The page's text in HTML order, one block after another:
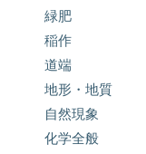
緑肥
稲作
道端
地形・地質
自然現象
化学全般